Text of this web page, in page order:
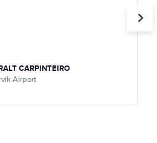
CARPINTEIRO
Airport